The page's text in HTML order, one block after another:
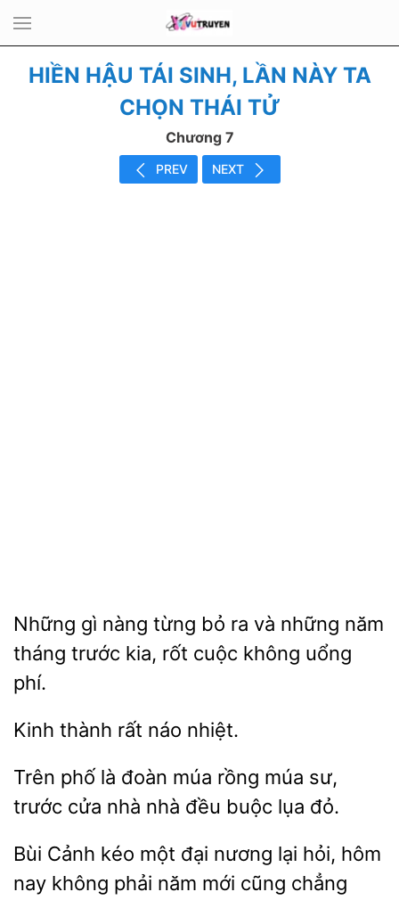
HIỀN HẬU TÁI SINH, LẦN NÀY TA
CHỌN THÁI TỬ
Chương 7
PREV NEXT
Những gì nàng từng bỏ ra
những năm
tháng trước kia,
cuộc không uổng
rất náo
Trên phố là đoàn múa
múa
trước
nhà nhà đều buộc lụa đỏ.
Bùi Cảnh kéo
đại nương lại hỏi, hôm
nay không phải năm mới cũng chẳng